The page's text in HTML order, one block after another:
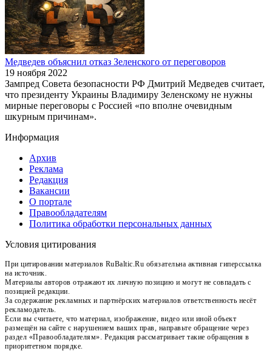
Медведев объяснил отказ Зеленского от переговоров
19 ноября 2022
Зампред Совета безопасности РФ Дмитрий Медведев считает,
что президенту Украины Владимиру Зеленскому не нужны
мирные переговоры с Россией «по вполне очевидным
шкурным причинам».
Информация
Архив
Реклама
Редакция
Вакансии
О портале
Правообладателям
Политика обработки персональных данных
Условия цитирования
При цитировании материалов RuBaltic.Ru обязательна активная гиперссылка
на источник.
Материалы авторов отражают их личную позицию и могут не совпадать с
позицией редакции.
За содержание рекламных и партнёрских материалов ответственность несёт
рекламодатель.
Если вы считаете, что материал, изображение, видео или иной объект
размещён на сайте с нарушением ваших прав, направьте обращение через
раздел «Правообладателям». Редакция рассматривает такие обращения в
приоритетном порядке.